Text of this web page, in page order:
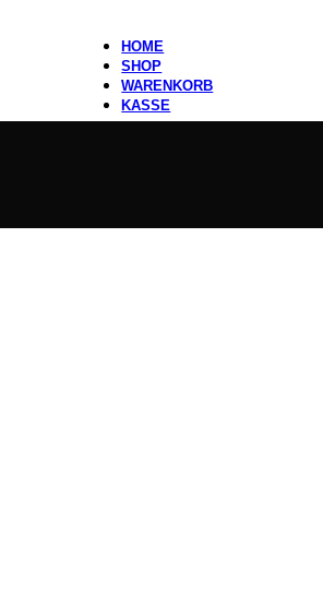
HOME
SHOP
WARENKORB
KASSE